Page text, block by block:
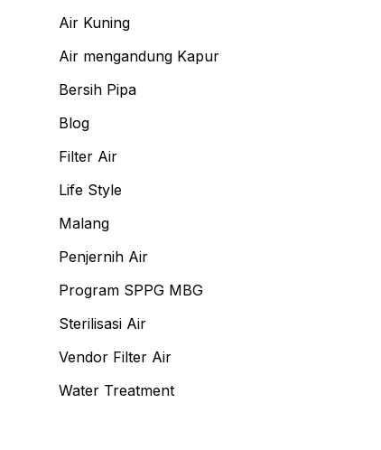
Air Kuning
Air mengandung Kapur
Bersih Pipa
Blog
Filter Air
Life Style
Malang
Penjernih Air
Program SPPG MBG
Sterilisasi Air
Vendor Filter Air
Water Treatment